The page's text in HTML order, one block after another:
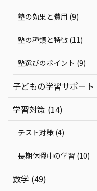
塾の効果と費用 (9)
塾の種類と特徴 (11)
塾選びのポイント (9)
子どもの学習サポート
学習対策 (14)
テスト対策 (4)
長期休暇中の学習 (10)
数学 (49)